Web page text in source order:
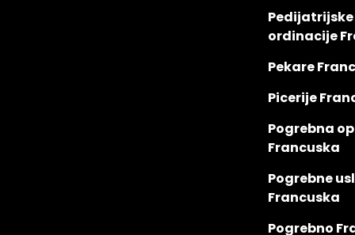
Pedijatrijske
ordinacije
Pekare
Picerije
Pogrebna
Francuska
Pogrebne
Francuska
Pogrebno